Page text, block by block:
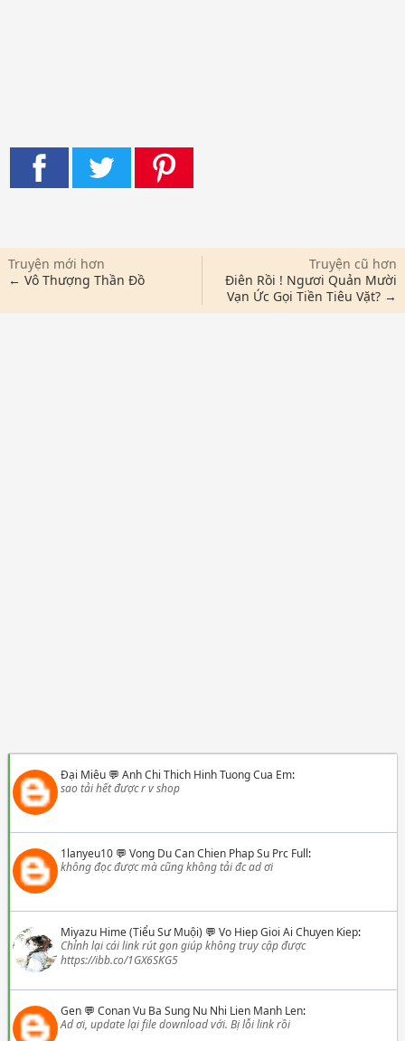
Truyện mới hơn
← Vô Thượng Thần Đồ
Truyện cũ hơn
Điên Rồi ! Ngươi Quản Mười
Vạn Ức Gọi Tiền Tiêu Vặt? →
Đại Miêu💬 Anh Chi Thich Hinh Tuong Cua Em:
sao tải hết được r v shop
1lanyeu10💬 Vong Du Can Chien Phap Su Prc Full:
không đọc được mà cũng không tải đc ad ơi
Miyazu Hime (Tiểu Sư Muội) 💬 Vo Hiep Gioi Ai Chuyen Kiep:
Chỉnh lại cái link rút gọn giúp không truy cập được
https://ibb.co/1GX6SKG5
Gen💬 Conan Vu Ba Sung Nu Nhi Lien Manh Len:
Ad ơi, update lại file download với. Bị lỗi link rồi